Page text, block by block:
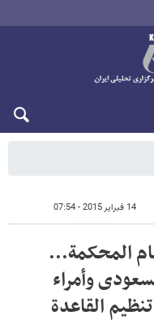
14 فبراير 2015 - 07:54
المحکمة...
وأمراء
القاعدة